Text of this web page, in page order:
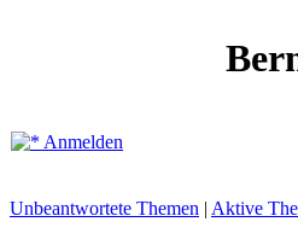
Anmelden
Unbeantwortete Themen | Aktive